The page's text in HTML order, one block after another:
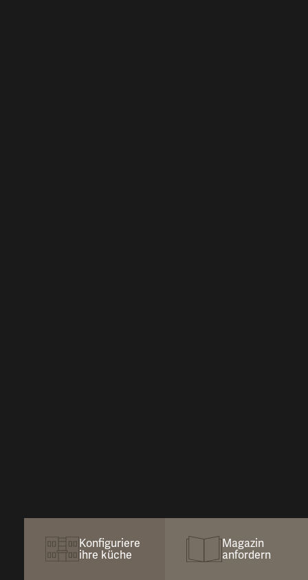
Konfiguriere
ihre küche
Magazin
anfordern